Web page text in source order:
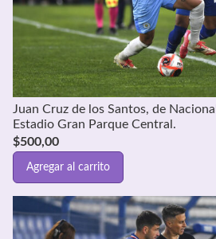
Juan Cruz de los Santos, de
Estadio Gran Parque Central.
$500,00
Agregar al carrito